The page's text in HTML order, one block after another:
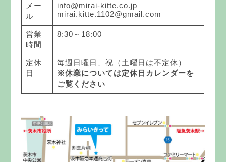
メー
ル
info@mirai-kitte.co.jp
mirai.kitte.1102@gmail.com
営業
時間
8:30～18:00
定休
日
毎週日曜日、祝（土曜日は不定休）
※休業については定休日カレンダーを
ご覧ください